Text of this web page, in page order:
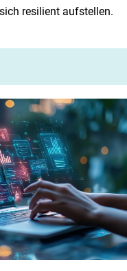
resilient aufstellen.